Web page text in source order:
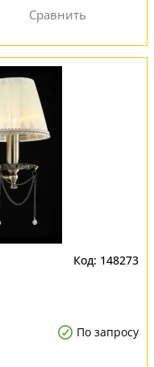
148273
По запросу